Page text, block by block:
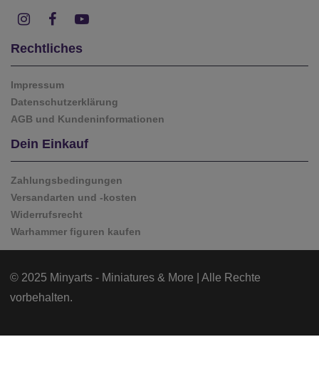
Rechtliches
Impressum
Datenschutzerklärung
AGB und Kundeninformationen
Dein Einkauf
Zahlungsbedingungen
Versandarten und -kosten
Widerrufsrecht
Warhammer figuren kaufen
© 2025 Minyarts - Miniatures & More | Alle Rechte
vorbehalten.